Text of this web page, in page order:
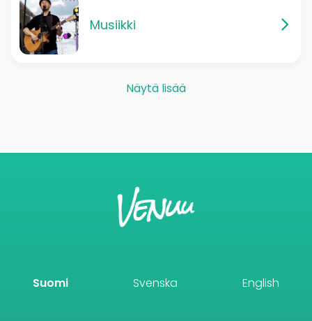
Musiikki
Näytä lisää
Suomi Svenska English